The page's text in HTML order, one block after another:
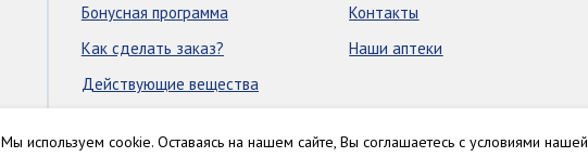
Бонусная программа
Как сделать заказ?
Действующие вещества
Контакты
Наши аптеки
Мы используем cookie. Оставаясь на нашем сайте, Вы соглашаетесь с условиями нашей